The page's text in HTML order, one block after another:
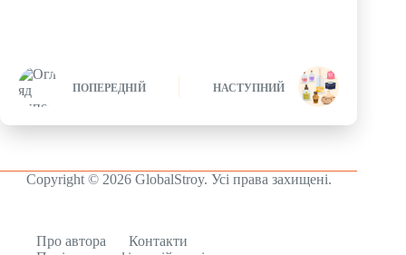
ПОПЕРЕДНІЙ НАСТУПНИЙ
Copyright © 2026 GlobalStroy. Усі права захищені.
Про автора
Контакти